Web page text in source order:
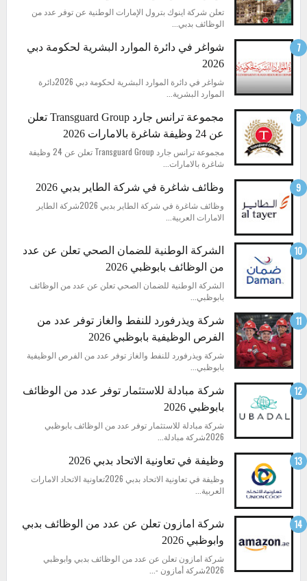
تعلن شركة اينوك بترول الإمارات الوطنية عن توفر عدد من
الوظائف بدبي...
شواغر في دائرة الموارد البشرية لحكومة دبي
2026
شواغر في دائرة الموارد البشرية لحكومة دبي 2026دائرة
الموارد البشرية...
مجموعة ترانس جارد Transguard Group تعلن
عن 24 وظيفة شاغرة بالامارات 2026
مجموعة ترانس جارد Transguard Group تعلن عن 24 وظيفة
شاغرة بالامارات...
وظائف شاغرة في شركة الطاير بدبي 2026
وظائف شاغرة في شركة الطاير بدبي 2026شركة الطاير
الامارات العربية...
الشركة الوطنية للضمان الصحي تعلن عن عدد
من الوظائف بابوظبي 2026
الشركة الوطنية للضمان الصحي تعلن عن عدد من الوظائف
بابوظبي...
شركة ويذرفورد للنفط والغاز توفر عدد من
الفرص الوظيفية بابوظبي 2026
شركة ويذرفورد للنفط والغاز توفر عدد من الفرص الوظيفية
بابوظبي...
شركة مبادلة للاستثمار توفر عدد من الوظائف
بابوظبي 2026
شركة مبادلة للاستثمار توفر عدد من الوظائف بابوظبي
2026شركة مبادلة...
وظيفة في تعاونية الاتحاد بدبي 2026
وظيفة في تعاونية الاتحاد بدبي 2026تعاونية الاتحاد الامارات
العربية...
شركة امازون تعلن عن عدد من الوظائف بدبي
وابوظبي 2026
شركة امازون تعلن عن عدد من الوظائف بدبي وابوظبي
2026شركة أمازون -...